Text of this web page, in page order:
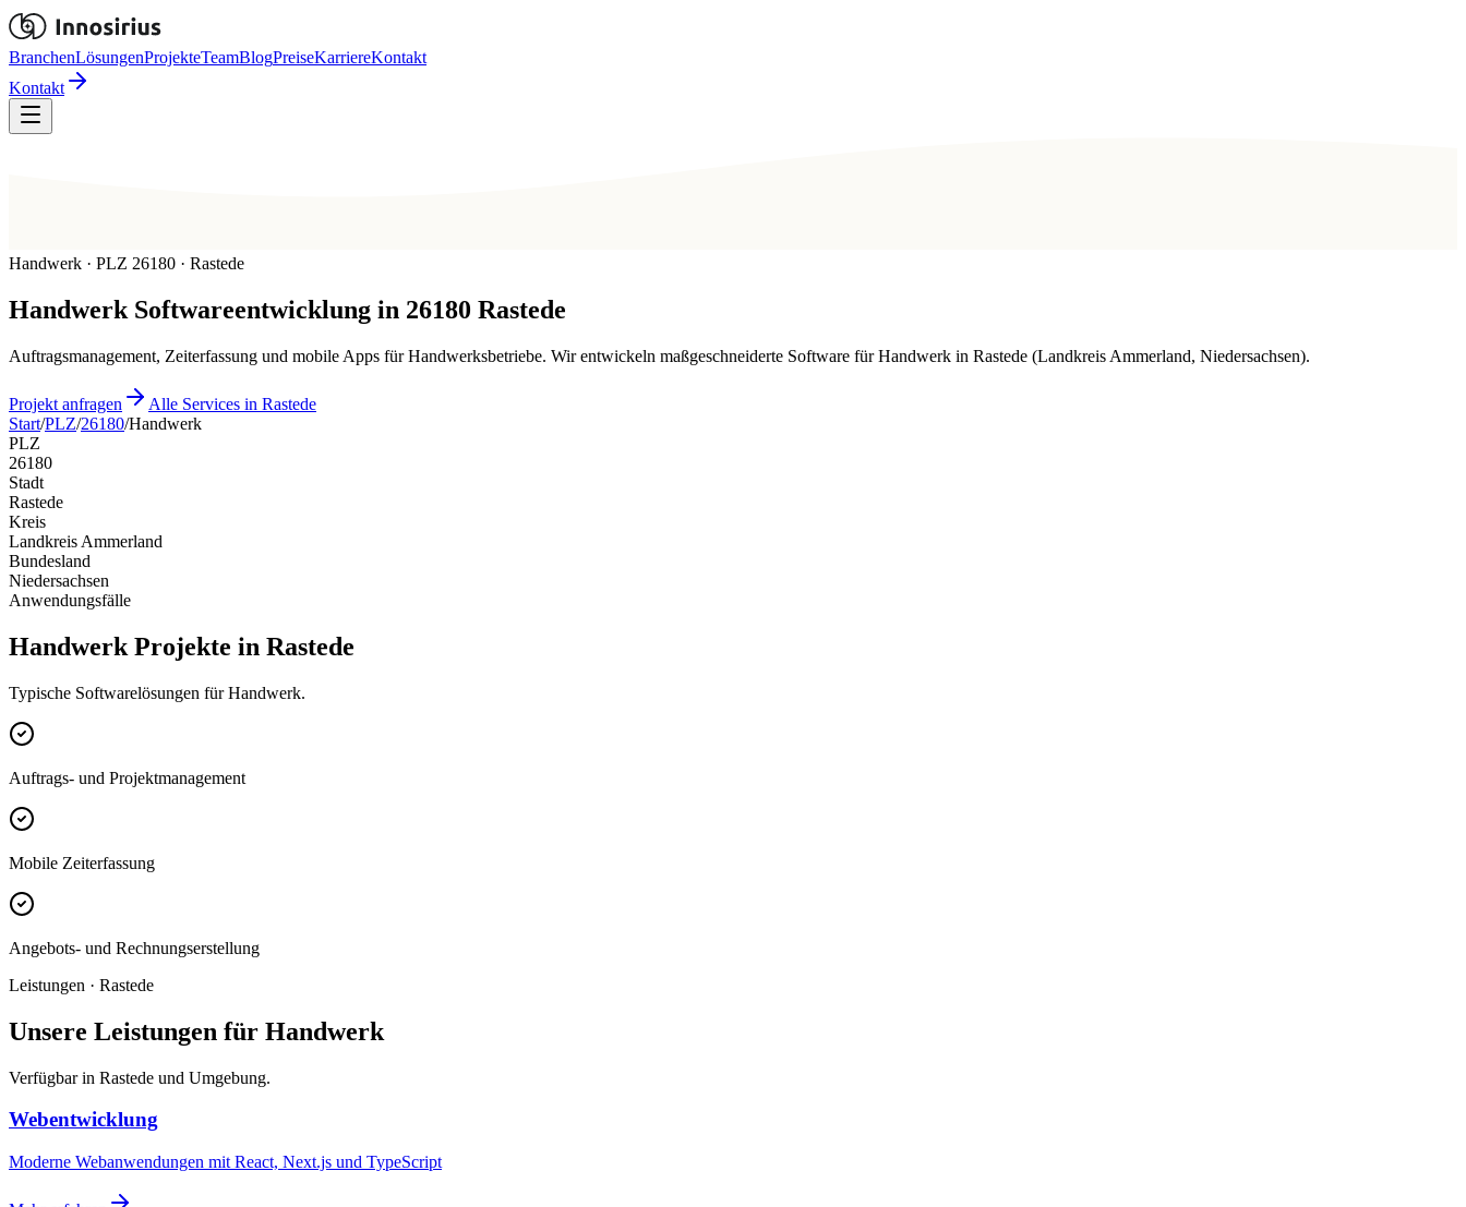
BranchenLösungenProjekteTeamBlogPreiseKarriereKontakt
Kontakt
Handwerk · PLZ 26180 · Rastede
Handwerk Softwareentwicklung in 26180 Rastede
Auftragsmanagement, Zeiterfassung und mobile Apps für Handwerksbetriebe. Wir entwickeln maßgeschneiderte Software für Handwerk in Rastede (Landkreis Ammerland, Niedersachsen).
Projekt anfragen
Alle Services in Rastede
Start/PLZ/26180/Handwerk
PLZ
26180
Stadt
Rastede
Kreis
Landkreis Ammerland
Bundesland
Niedersachsen
Anwendungsfälle
Handwerk Projekte in Rastede
Typische Softwarelösungen für Handwerk.
Auftrags- und Projektmanagement
Mobile Zeiterfassung
Angebots- und Rechnungserstellung
Leistungen · Rastede
Unsere Leistungen für Handwerk
Verfügbar in Rastede und Umgebung.
Webentwicklung
Moderne Webanwendungen mit React, Next.js und TypeScript